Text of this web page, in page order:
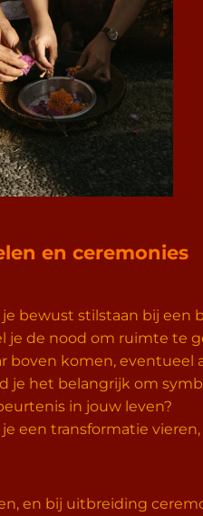
en ceremonies
je bewust stilstaan bij een
je de nood om ruimte te
boven komen, eventueel
je het belangrijk om
in jouw leven?
een transformatie
en bij uitbreiding